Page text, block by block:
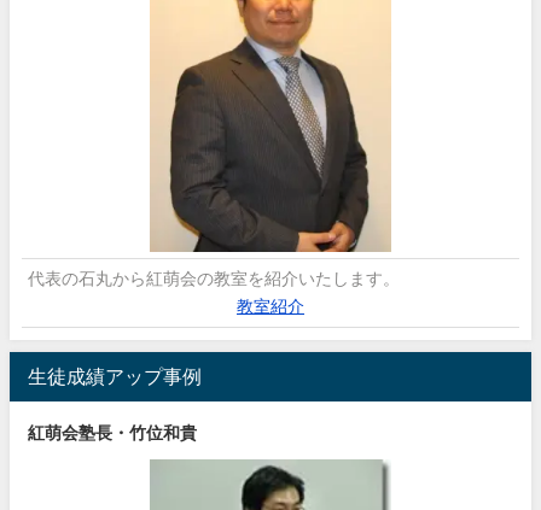
代表の石丸から紅萌会の教室を紹介いたします。
教室紹介
生徒成績アップ事例
紅萌会塾長・竹位和貴